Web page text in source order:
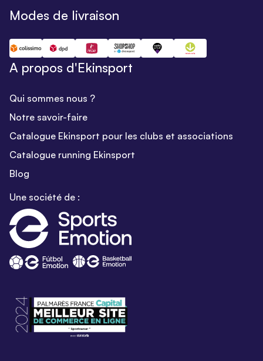
Modes de livraison
A propos d'Ekinsport
Qui sommes nous ?
Notre savoir-faire
Catalogue Ekinsport pour les clubs et associations
Catalogue running Ekinsport
Blog
Une société de :